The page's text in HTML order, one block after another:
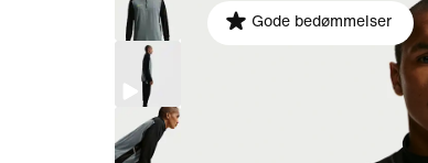
Gode bedømmelser